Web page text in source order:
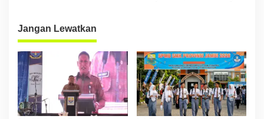
Jangan Lewatkan